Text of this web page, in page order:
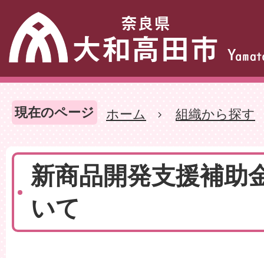
現在のページ ホーム 組織から探す
新商品開発支援補助
いて